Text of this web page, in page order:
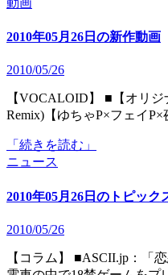
2010年05月26日の新作動画
2010/05/26
【VOCALOID】 ■【オリジナル】こころにこえを○【ミク】‐ニコニコ動画(9) ■【GUMI】空想パレット(超時空Colorful-
Remix)【ゆちゃP×フェイ
「続きを読む」
ニュース
2010年05月26日のトピック
2010/05/26
【コラム】 ■ASCII.jp：「恋恋恋恋恋恋恋恋恋恋恋恋」 ツイッター、漢字で染まる｜まなめの「週刊Twitterなう！」 ■